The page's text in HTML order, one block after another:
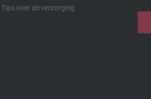
Tips over de verzorging